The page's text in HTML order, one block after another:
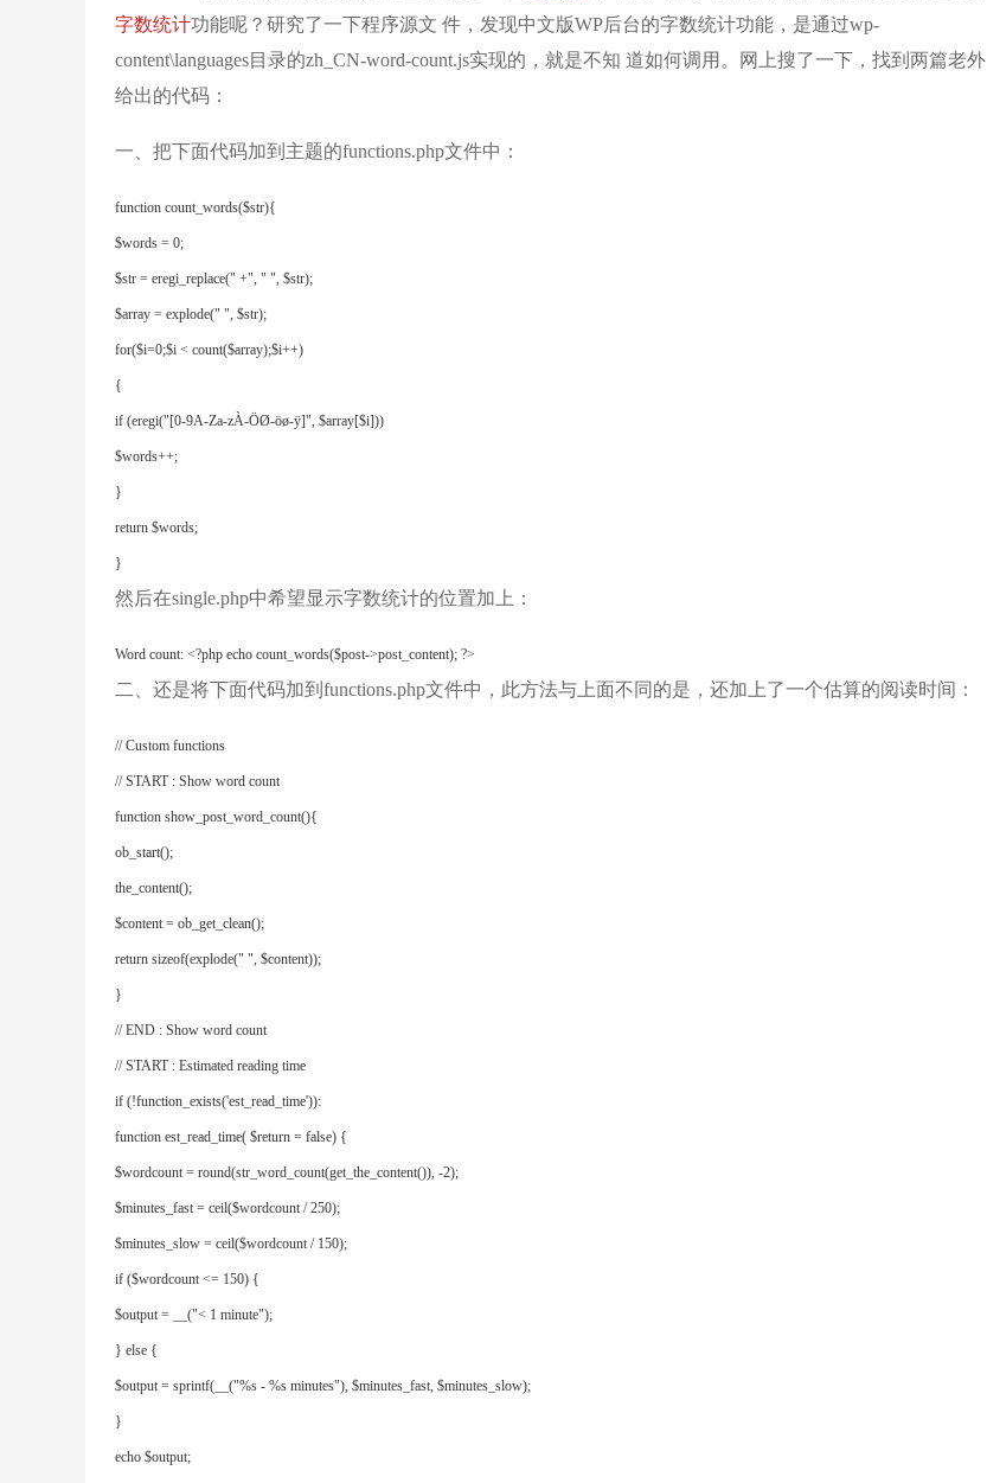
字数统计功能呢？研究了一下程序源文 件，发现中文版WP后台的字数统计功能，是通过wp-
content\languages目录的zh_CN-word-count.js实现的，就是不知 道如何调用。网上搜了一下，找到两篇老外
给出的代码：
一、把下面代码加到主题的functions.php文件中：
function count_words($str){
$words = 0;
$str = eregi_replace(" +", " ", $str);
$array = explode(" ", $str);
for($i=0;$i < count($array);$i++)
{
if (eregi("[0-9A-Za-zÀ-ÖØ-öø-ÿ]", $array[$i]))
$words++;
}
return $words;
}
然后在single.php中希望显示字数统计的位置加上：
Word count: <?php echo count_words($post->post_content); ?>
二、还是将下面代码加到functions.php文件中，此方法与上面不同的是，还加上了一个估算的阅读时间：
// Custom functions
// START : Show word count
function show_post_word_count(){
ob_start();
the_content();
$content = ob_get_clean();
return sizeof(explode(" ", $content));
}
// END : Show word count
// START : Estimated reading time
if (!function_exists('est_read_time')):
function est_read_time( $return = false) {
$wordcount = round(str_word_count(get_the_content()), -2);
$minutes_fast = ceil($wordcount / 250);
$minutes_slow = ceil($wordcount / 150);
if ($wordcount <= 150) {
$output = __("< 1 minute");
} else {
$output = sprintf(__("%s - %s minutes"), $minutes_fast, $minutes_slow);
}
echo $output;